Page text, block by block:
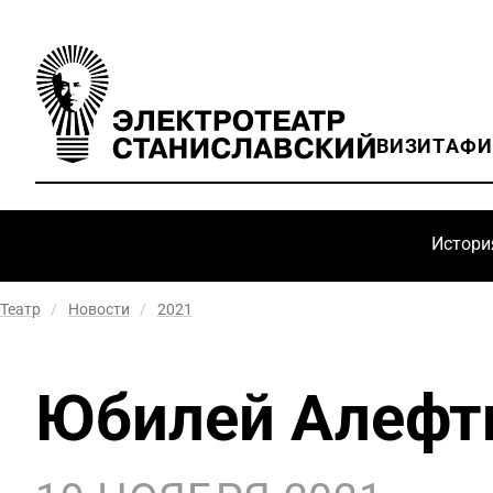
ВИЗИТ
Театр / Новости / 2021
Юбилей